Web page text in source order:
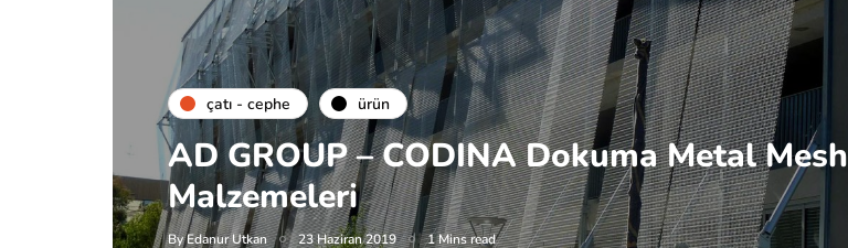
çatı - cephe ürün
AD GROUP – CODINA Dokuma Metal Mesh
Malzemeleri
ByEdanur Utkan 23 Haziran 2019 1 Mins read